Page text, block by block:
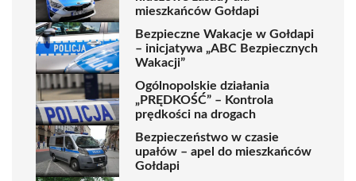
mieszkańców Gołdapi
Bezpieczne Wakacje w Gołdapi
– inicjatywa „ABC Bezpiecznych
Wakacji”
Ogólnopolskie działania
„PRĘDKOŚĆ” – Kontrola
prędkości na drogach
Bezpieczeństwo w czasie
upałów – apel do mieszkańców
Gołdapi